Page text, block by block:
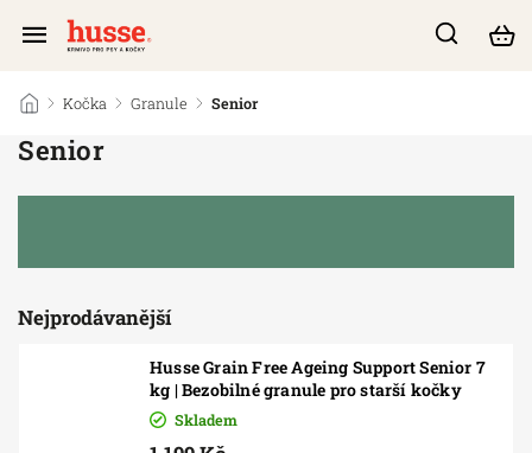
/ Kočka / Granule / Senior
Senior
Nejprodávanější
Husse Grain Free Ageing Support Senior 7
kg | Bezobilné granule pro starší kočky
Skladem